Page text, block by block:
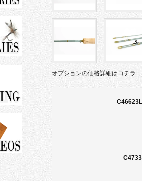
オプションの価格詳細はコチラ